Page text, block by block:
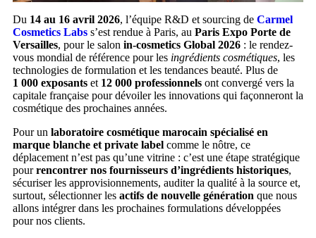
Du 14 au 16 avril 2026, l’équipe R&D et sourcing de Carmel
Cosmetics Labs s’est rendue à Paris, au Paris Expo Porte de
Versailles, pour le salon in-cosmetics Global 2026 : le rendez-
vous mondial de référence pour les ingrédients cosmétiques, les
technologies de formulation et les tendances beauté. Plus de
1 000 exposants et 12 000 professionnels ont convergé vers la
capitale française pour dévoiler les innovations qui façonneront la
cosmétique des prochaines années.
Pour un laboratoire cosmétique marocain spécialisé en
marque blanche et private label comme le nôtre, ce
déplacement n’est pas qu’une vitrine : c’est une étape stratégique
pourrencontrer nos fournisseurs d’ingrédients historiques,
sécuriser les approvisionnements, auditer la qualité à la source et,
surtout, sélectionner les actifs de nouvelle génération que nous
allons intégrer dans les prochaines formulations développées
pour nos clients.